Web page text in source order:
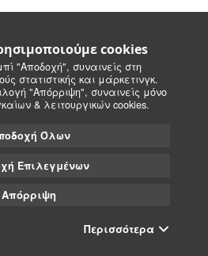
cookies
"Αποδοχή", συναινείς στη
στατιστικής και μάρκετινγκ.
"Απόρριψη", συναινείς μόνο
& λειτουργικών cookies.
Όλων
Επιλεγμένων
Απόρριψη
Περισσότερα